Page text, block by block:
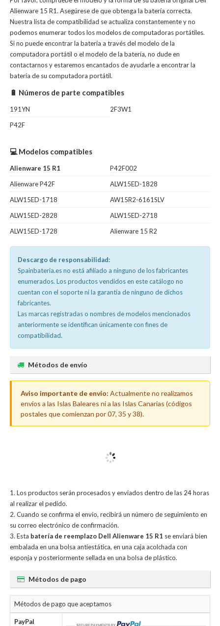
Alienware 15 R1. Asegúrese de que obtenga la batería correcta.
Nuestra lista de compatibilidad se actualiza constantemente y no
podemos enumerar todos los modelos de computadoras portátiles.
Si no puede encontrar la batería a través del modelo de la
computadora portátil o el modelo de la batería, no dude en
contactarnos y estaremos encantados de ayudarle a encontrar la
batería de su computadora portátil.
🔋 Números de parte compatibles
191YN
2F3W1
P42F
💻 Modelos compatibles
Alienware 15 R1
P42F002
Alienware P42F
ALW15ED-1828
ALW15ED-1718
AW15R2-6161SLV
ALW15ED-2828
ALW15ED-2718
ALW15ED-1728
Alienware 15 R2
Descargo de responsabilidad:
Spainbateria.es no está afiliado a ninguno de los fabricantes
enumerados. Los productos vendidos en este catálogo no
cuentan con el soporte ni la garantía de ninguno de dichos
fabricantes.
Las marcas registradas o nombres de modelos mencionados
anteriormente se identifican únicamente con fines de
compatibilidad.
Métodos de envío
Aviso importante de envío: Actualmente no realizamos
envíos a las Islas Baleares ni a las Islas Canarias (códigos
postales que comienzan por 07, 35 y 38).
Los productos serán procesados y enviados dentro de las 24 horas
al realizar el pedido.
Cuando se confirma el envío, recibirá un número de seguimiento en
su correo electrónico de confirmación.
Esta batería de reemplazo Dell Alienware 15 R1 se enviará bien
embalada en una bolsa antiestática, en una caja acolchada con
esponja y posteriormente sellada en una bolsa de plástico.
Métodos de pago
Métodos de pago que aceptamos
PayPal